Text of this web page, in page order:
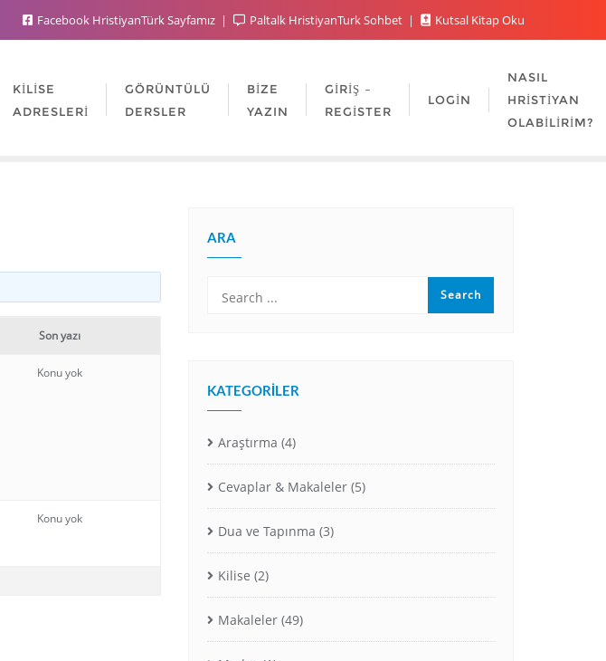
Facebook HristiyanTürk Sayfamız Paltalk HristiyanTurk Sohbet Kutsal Kitap Oku
KILISE
ADRESLERI
GÖRÜNTÜLÜ
DERSLER
BIZE
YAZIN
GIRIŞ –
REGISTER
LOGIN
NASIL
HRISTIYAN
OLABILIRIM?
Son yazı
Konu yok
Konu yok
ARA
KATEGORILER
Araştırma (4)
Cevaplar & Makaleler (5)
Dua ve Tapınma (3)
Kilise (2)
Makaleler (49)